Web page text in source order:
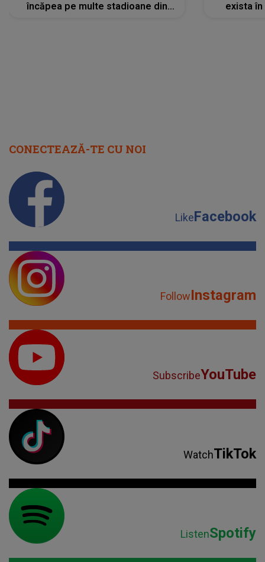
încăpea pe multe stadioane din
exista
CONECTEAZĂ-TE CU NOI
LikeFacebook
FollowInstagram
SubscribeYouTube
WatchTikTok
ListenSpotify